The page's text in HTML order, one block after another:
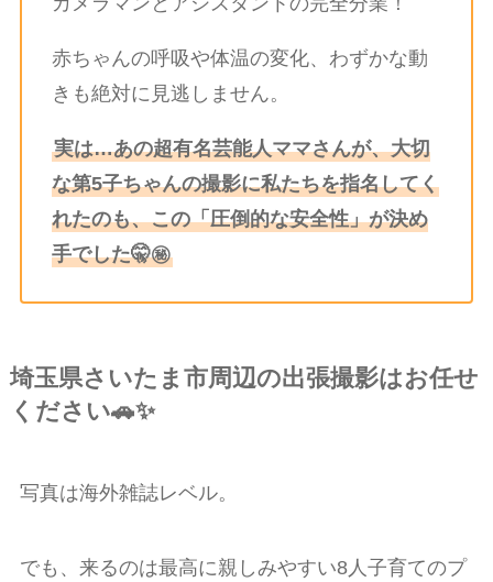
赤ちゃんの呼吸や体温の変化、わずかな動
きも絶対に見逃しません。
実は…あの超有名芸能人ママさんが、大切
な第5子ちゃんの撮影に私たちを指名してく
れたのも、この「圧倒的な安全性」が決め
手でした🤫㊙️
埼玉県さいたま市周辺の出張撮影はお任せ
ください🚗✨
写真は海外雑誌レベル。
でも、来るのは最高に親しみやすい8人子育てのプ